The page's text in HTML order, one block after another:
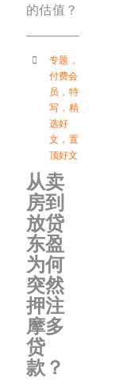
的估值？
专题 ，
付费会
员 ， 特
写 ， 精
选好
文 ， 置
顶好文
从卖
房到
放贷
东盈
为何
突然
押注
摩多
贷
款？